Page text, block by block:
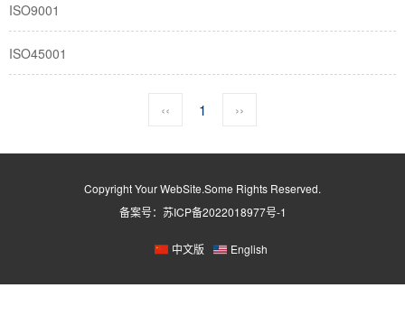
ISO9001
ISO45001
‹‹ 1 ››
Copyright Your WebSite.Some Rights Reserved.
备案号： 苏ICP备2022018977号-1
中文版 English